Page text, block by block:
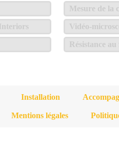
Mesure de la
Vidéo-
Résistance
Installation
Mentions légales